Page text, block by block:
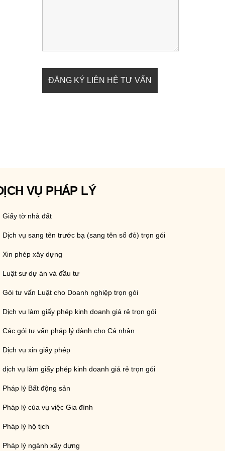
VỤ PHÁP LÝ
Giấy tờ nhà đất
Dịch vụ sang tên trước bạ (sang tên sổ đỏ) trọn gói
Xin phép xây dựng
Luật sư dự án và đầu tư
Gói tư vấn Luật cho Doanh nghiệp trọn gói
Dịch vụ làm giấy phép kinh doanh giá rẻ trọn gói
Các gói tư vấn pháp lý dành cho Cá nhân
Dịch vụ xin giấy phép
dịch vụ làm giấy phép kinh doanh giá rẻ trọn gói
Pháp lý Bất động sản
Pháp lý của vụ việc Gia đình
Pháp lý hộ tịch
Pháp lý ngành xây dựng